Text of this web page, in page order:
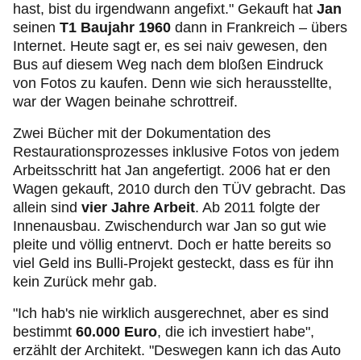
hast, bist du irgendwann angefixt." Gekauft hat Jan
seinen T1 Baujahr 1960 dann in Frankreich – übers
Internet. Heute sagt er, es sei naiv gewesen, den
Bus auf diesem Weg nach dem bloßen Eindruck
von Fotos zu kaufen. Denn wie sich herausstellte,
war der Wagen beinahe schrottreif.
Zwei Bücher mit der Dokumentation des
Restaurationsprozesses inklusive Fotos von jedem
Arbeitsschritt hat Jan angefertigt. 2006 hat er den
Wagen gekauft, 2010 durch den TÜV gebracht. Das
allein sind vier Jahre Arbeit. Ab 2011 folgte der
Innenausbau. Zwischendurch war Jan so gut wie
pleite und völlig entnervt. Doch er hatte bereits so
viel Geld ins Bulli-Projekt gesteckt, dass es für ihn
kein Zurück mehr gab.
"Ich hab's nie wirklich ausgerechnet, aber es sind
bestimmt 60.000 Euro, die ich investiert habe",
erzählt der Architekt. "Deswegen kann ich das Auto